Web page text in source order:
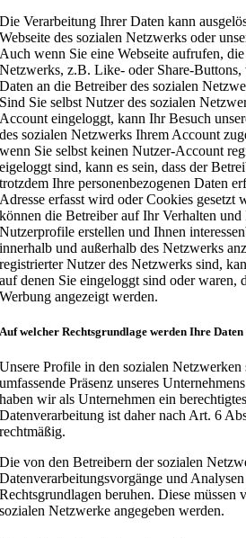
Die Verarbeitung Ihrer Daten kann
Webseite des sozialen Netzwerks oder
Auch wenn Sie eine Webseite aufrufen,
Netzwerks, z.B. Like- oder Share-Buttons,
Daten an die Betreiber des sozialen
Sind Sie selbst Nutzer des sozialen
Account eingeloggt, kann Ihr Besuch
des sozialen Netzwerks Ihrem Account
wenn Sie selbst keinen Nutzer-Account
eigeloggt sind, kann es sein, dass der
trotzdem Ihre personenbezogenen Daten
Adresse erfasst wird oder Cookies gesetzt
können die Betreiber auf Ihr Verhalten und
Nutzerprofile erstellen und Ihnen
innerhalb und außerhalb des Netzwerks
registrierter Nutzer des Netzwerks sind,
auf denen Sie eingeloggt sind oder waren,
Werbung angezeigt werden.
Auf welcher Rechtsgrundlage werden Ihre
Unsere Profile in den sozialen
umfassende Präsenz unseres
haben wir als Unternehmen ein
Datenverarbeitung ist daher nach Art. 6
rechtmäßig.
Die von den Betreibern der sozialen
Datenverarbeitungsvorgänge und
Rechtsgrundlagen beruhen. Diese müssen
sozialen Netzwerke angegeben werden.